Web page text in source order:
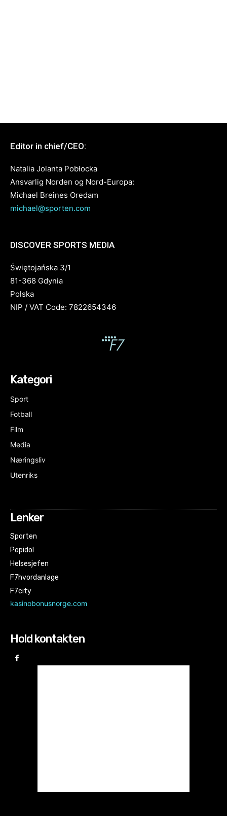
Editor in chief/CEO:
Natalia Jolanta Pobłocka
Ansvarlig Norden og Nord-Europa:
Michael Breines Oredam
michael@sporten.com
DISCOVER SPORTS MEDIA
Świętojańska 3/1
81-368 Gdynia
Polska
NIP / VAT Code: 7822654346
Kategori
Sport
Fotball
Film
Media
Næringsliv
Utenriks
Lenker
Sporten
Popidol
Helsesjefen
F7hvordanlage
F7city
kasinobonusnorge.com
Hold kontakten